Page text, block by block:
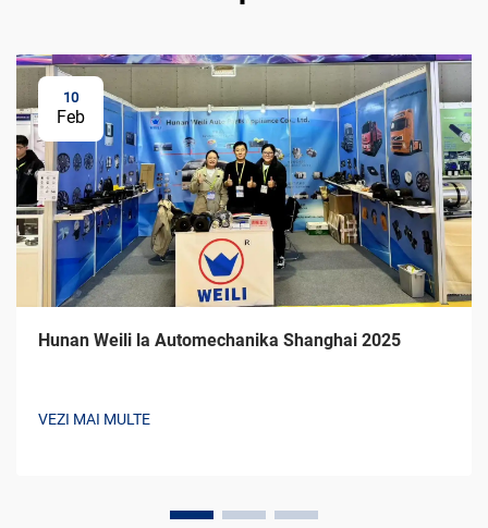
10
Feb
Hunan Weili la Automechanika Shanghai 2025
VEZI MAI MULTE